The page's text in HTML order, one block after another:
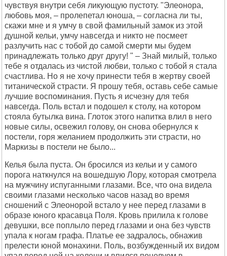
чувствуя внутри себя ликующую пустоту. "Элеонора,
любовь моя, – пролепетал юноша, – согласна ли ты,
скажи мне и я умчу в свой фамильный замок из этой
душной кельи, умчу навсегда и никто не посмеет
разлучить нас с тобой до самой смерти мы будем
принадлежать только друг другу! " – Знай милый, только
тебе я отдалась из чистой любви, только с тобой я стала
счастлива. Но я не хочу принести тебя в жертву своей
титанической страсти. Я прошу тебя, оставь себе самые
лучшие воспоминания. Пусть я исчезну для тебя
навсегда. Поль встал и подошел к столу, на котором
стояла бутылка вина. Глоток этого напитка влил в него
новые силы, освежил голову, он снова обернулся к
постели, горя желанием продолжить эти страсти, но
Маркизы в постели не было...
Келья была пуста. Он бросился из кельи и у самого
порога наткнулся на вошедшую Лору, которая смотрела
на мужчину испуганными глазами. Все, что она видела
своими глазами несколько часов назад во время
сношений с Элеонорой встало у нее перед глазами в
образе юного красавца Поля. Кровь прилила к голове
девушки, все поплыло перед глазами и она без чувств
упала к ногам графа. Платье ее задралось, обнажив
прелести юной монахини. Поль, возбужденный их видом